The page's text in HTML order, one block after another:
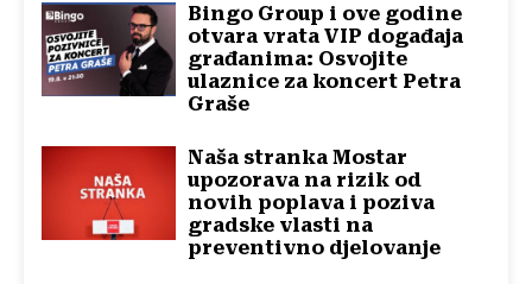
Bingo Group i ove godine
otvara vrata VIP događaja
građanima: Osvojite
ulaznice za koncert Petra
Graše
Naša stranka Mostar
upozorava na rizik od
novih poplava i poziva
gradske vlasti na
preventivno djelovanje